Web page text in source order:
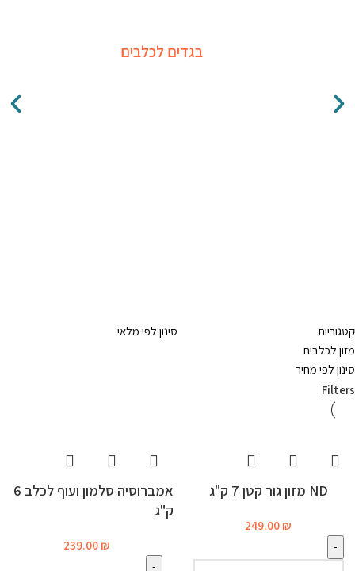
בגדים לכלבים
קטגוריות
מזון לכלבים
סינון לפי מלאי
סינון לפי מחיר
Filters
ND מזון גור קטן 7 ק"ג
249.00 ₪
אמברוסיה סלמון ועוף לכלב 6
ק"ג
239.00 ₪